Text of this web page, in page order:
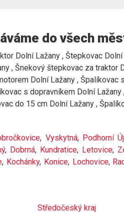
do všech
Dolní Lažany , Štepkovac
, Šnekový štepkovac za
Dolní Lažany ,
s dopravníkem Dolní
do 15 cm Dolní Lažany ,
, Vyskytná, Podhorní
, Dobrná, Kundratice, Letovice,
, Kochánky, Konice, Lochovice,
Středočeský kraj